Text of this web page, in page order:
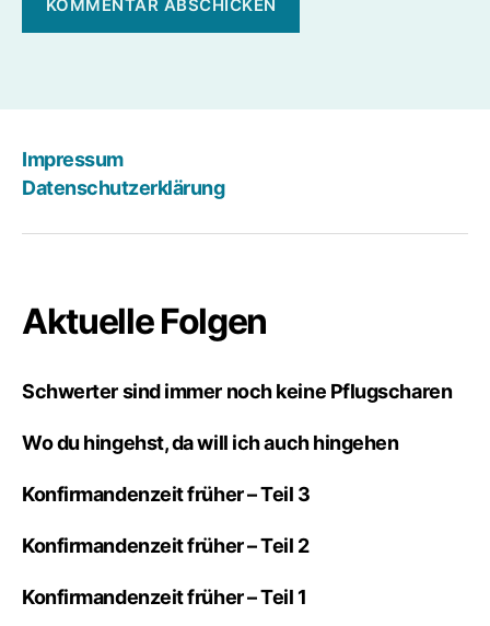
Impressum
Datenschutzerklärung
Aktuelle Folgen
Schwerter sind immer noch keine Pflugscharen
Wo du hingehst, da will ich auch hingehen
Konfirmandenzeit früher – Teil 3
Konfirmandenzeit früher – Teil 2
Konfirmandenzeit früher – Teil 1